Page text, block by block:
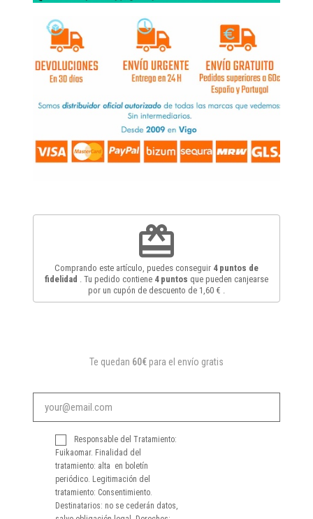
redeem
Comprando este artículo, puedes conseguir 4puntos de
fidelidad
. Tu pedido contiene 4puntos que pueden canjearse
por un cupón de descuento de 1,60 €
Te quedan 60€ para el envío gratis
Responsable del Tratamiento:
Fuikaomar. Finalidad del
tratamiento: alta en boletín
periódico. Legitimación del
tratamiento: Consentimiento.
Destinatarios: no se cederán datos,